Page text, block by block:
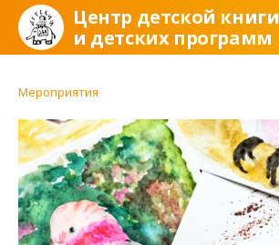
Центр детской книги
и детских программ
Мероприятия